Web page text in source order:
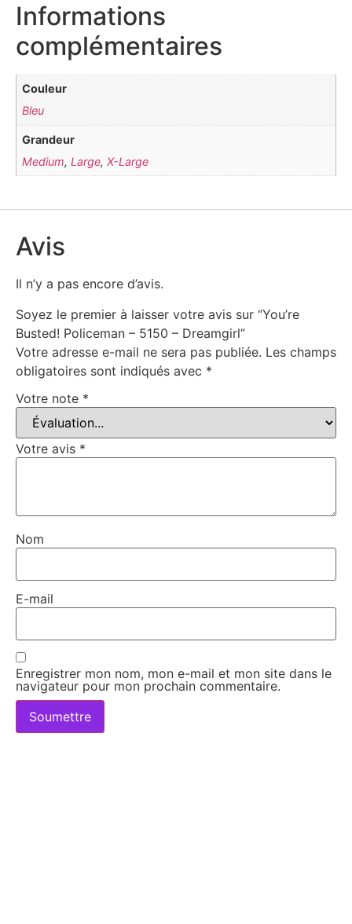
Informations
complémentaires
Couleur
Bleu
Grandeur
Medium,Large,X-Large
Avis
Il n’y a pas encore d’avis.
Soyez le premier à laisser votre avis sur “You’re
Busted! Policeman – 5150 – Dreamgirl”
Votre adresse e-mail ne sera pas publiée. Les champs
obligatoires sont indiqués avec *
Votre note *
Votre avis *
Nom
E-mail
Enregistrer mon nom, mon e-mail et mon site dans le
navigateur pour mon prochain commentaire.